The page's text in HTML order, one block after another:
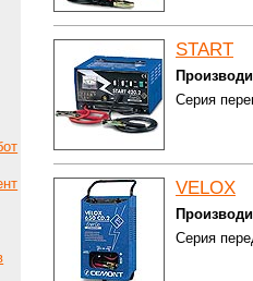
START
Серия
VELOX
Серия